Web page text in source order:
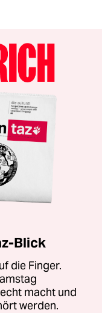
Blick
die Finger.
macht und
werden.